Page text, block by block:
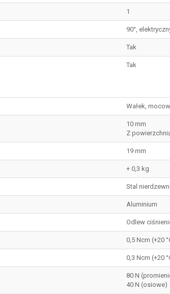
1
90°,
Tak
Tak
Wałek,
10 mm
Z
19 mm
+ 0,3 kg
Stal
Aluminium
Odlew
0,5 Ncm (+20
0,3 Ncm (+20
80 N
40 N (osiowe)